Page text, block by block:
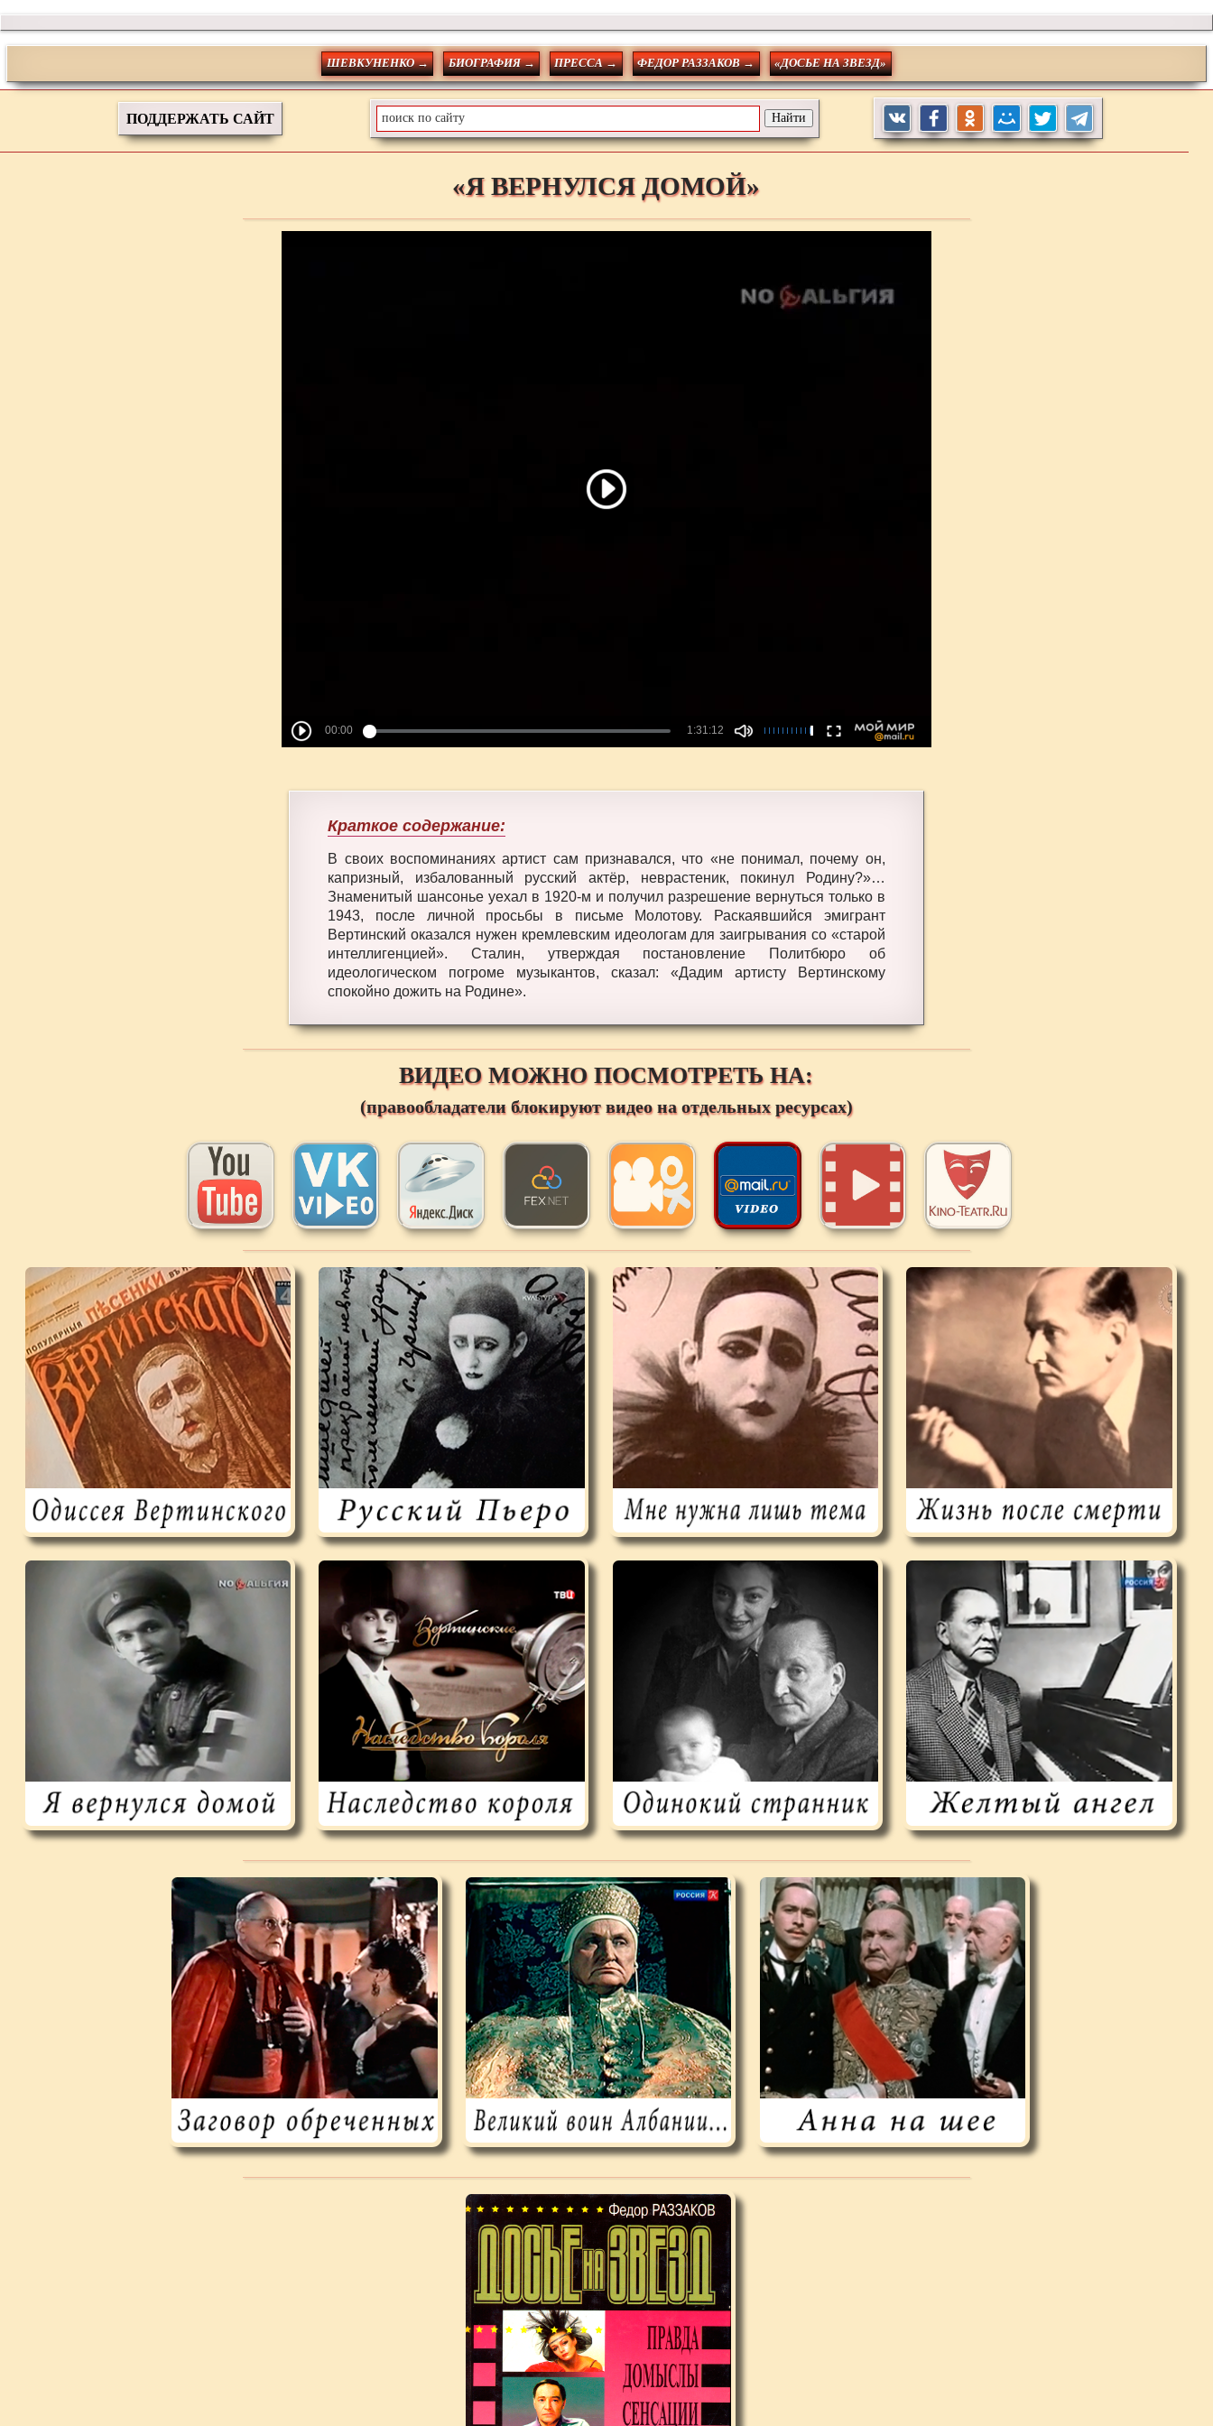
ШЕВКУНЕНКО → БИОГРАФИЯ → ПРЕССА → ФЕДОР РАЗЗАКОВ → «ДОСЬЕ НА ЗВЕЗД»
ПОДДЕРЖАТЬ САЙТ
«Я ВЕРНУЛСЯ ДОМОЙ»
Краткое содержание:
В своих воспоминаниях артист сам признавался, что «не понимал, почему он,
капризный, избалованный русский актёр, неврастеник, покинул Родину?»…
Знаменитый шансонье уехал в 1920-м и получил разрешение вернуться только в
1943, после личной просьбы в письме Молотову. Раскаявшийся эмигрант
Вертинский оказался нужен кремлевским идеологам для заигрывания со «старой
интеллигенцией». Сталин, утверждая постановление Политбюро об
идеологическом погроме музыкантов, сказал: «Дадим артисту Вертинскому
спокойно дожить на Родине».
ВИДЕО МОЖНО ПОСМОТРЕТЬ НА:
(правообладатели блокируют видео на отдельных ресурсах)